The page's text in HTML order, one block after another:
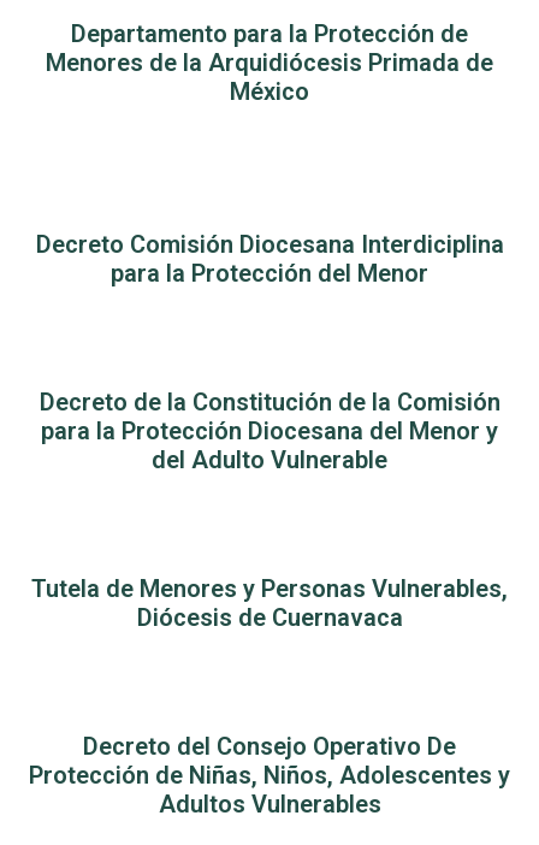
Departamento para la Protección de
Menores de la Arquidiócesis Primada de
México
Decreto Comisión Diocesana Interdiciplina
para la Protección del Menor
Decreto de la Constitución de la Comisión
para la Protección Diocesana del Menor y
del Adulto Vulnerable
Tutela de Menores y Personas Vulnerables,
Diócesis de Cuernavaca
Decreto del Consejo Operativo De
Protección de Niñas, Niños, Adolescentes y
Adultos Vulnerables